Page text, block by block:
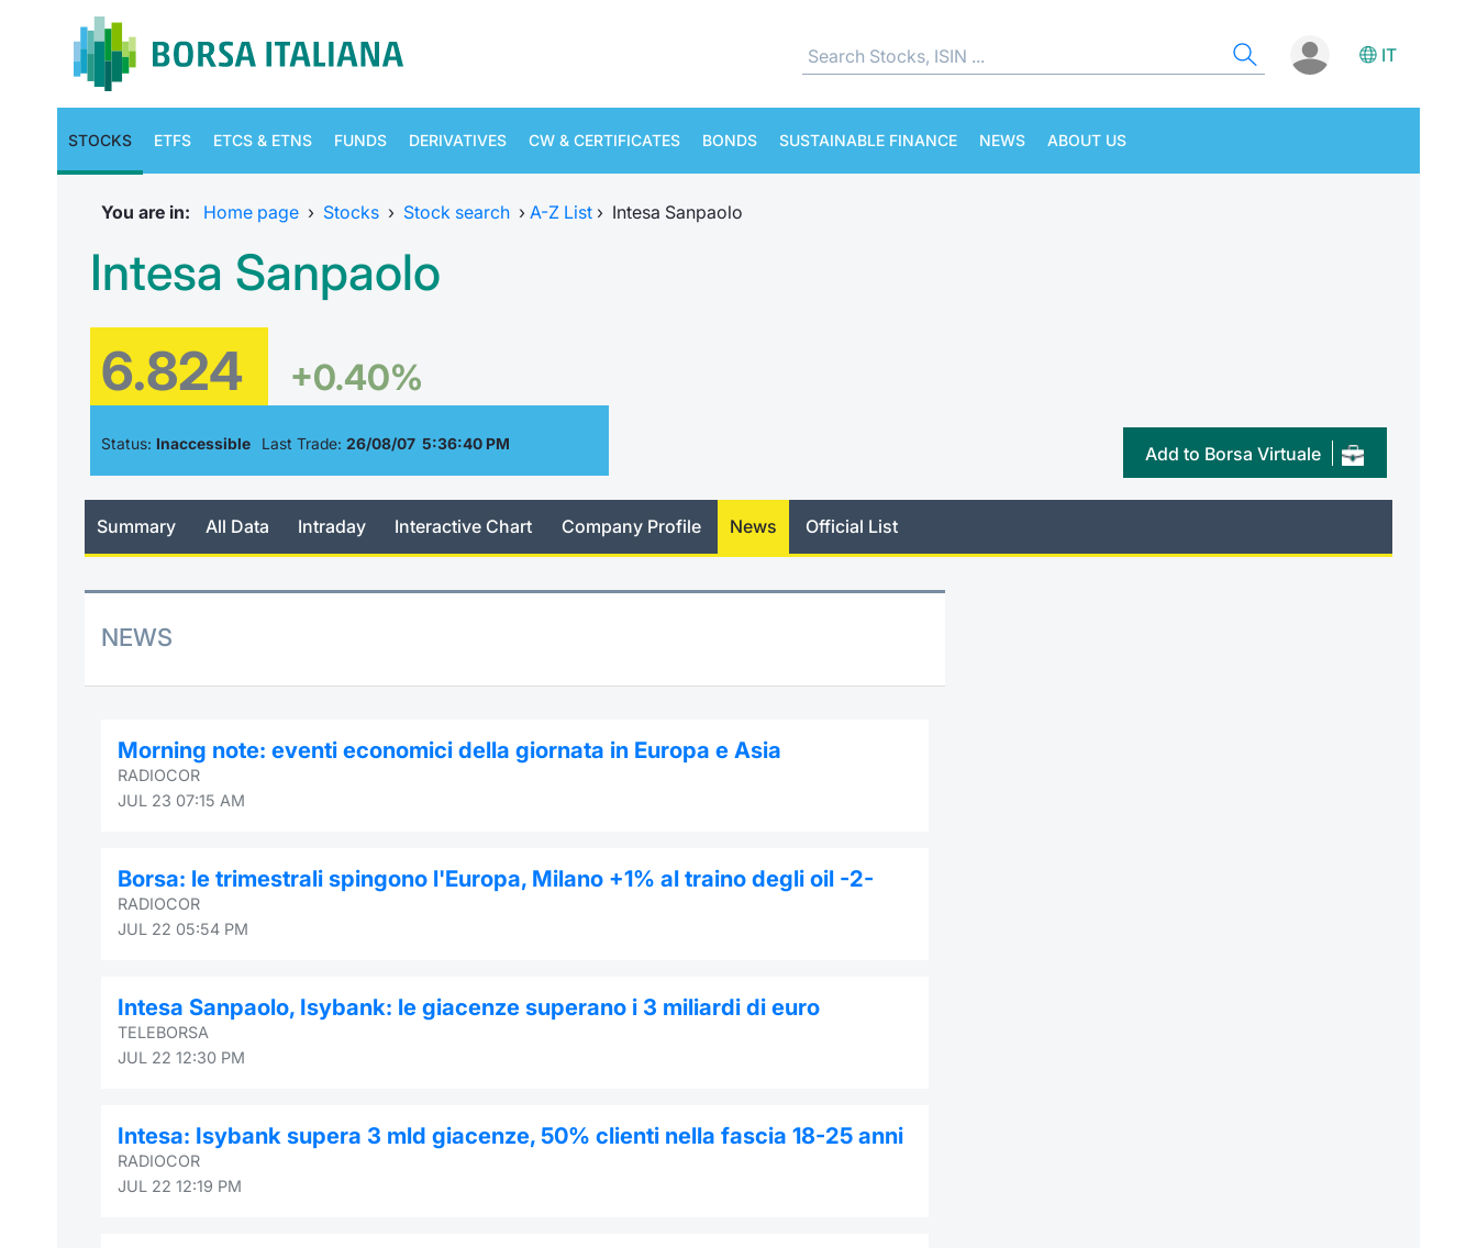
IT
STOCKS ETFS ETCS & ETNS FUNDS DERIVATIVES CW & CERTIFICATES BONDS SUSTAINABLE FINANCE NEWS ABOUT US
You are in: Home page › Stocks › Stock search › A-Z List › Intesa Sanpaolo
Intesa Sanpaolo
6.824 +0.40%
Status: Inaccessible Last Trade: 26/08/07 5:36:40 PM Add to Borsa Virtuale
Summary All Data Intraday Interactive Chart Company Profile News Official List
NEWS
Morning note: eventi economici della giornata in Europa e Asia
RADIOCOR
JUL 23 07:15 AM
Borsa: le trimestrali spingono l'Europa, Milano +1% al traino degli oil -2-
RADIOCOR
JUL 22 05:54 PM
Intesa Sanpaolo, Isybank: le giacenze superano i 3 miliardi di euro
TELEBORSA
JUL 22 12:30 PM
Intesa: Isybank supera 3 mld giacenze, 50% clienti nella fascia 18-25 anni
RADIOCOR
JUL 22 12:19 PM